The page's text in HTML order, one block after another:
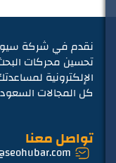
نقدم في شركة سيو
تحسين محركات البحث
الإلكترونية
كل المجالات
تواصل معنا